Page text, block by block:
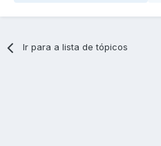
Ir para a lista de tópicos